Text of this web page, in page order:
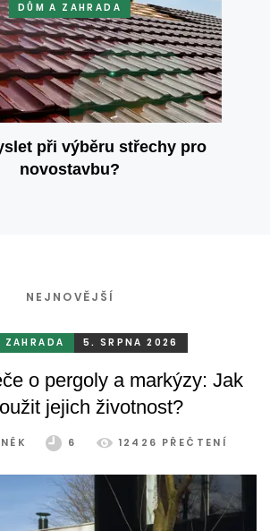
DŮM A ZAHRADA
při výběru střechy pro
novostavbu?
NEJNOVĚJŠÍ
ZAHRADA 5. SRPNA 2026
o pergoly a markýzy: Jak
jejich životnost?
6 12426 PŘEČTENÍ